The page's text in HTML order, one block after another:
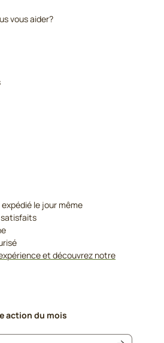
vous aider?
le jour même
satisfaits
et découvrez notre
action du mois